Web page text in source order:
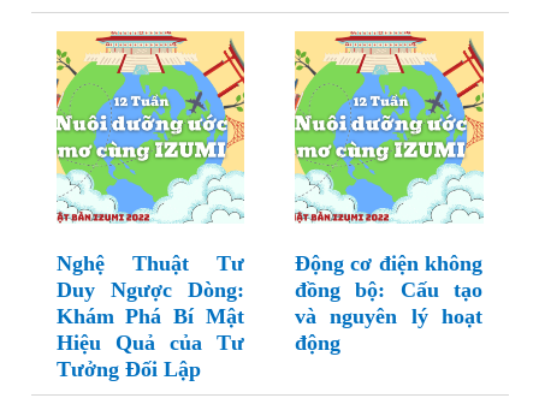
Nghệ Thuật Tư
Duy Ngược Dòng:
Khám Phá Bí Mật
Hiệu Quả của Tư
Tưởng Đối Lập
Động cơ điện không
đồng bộ: Cấu tạo
và nguyên lý hoạt
động